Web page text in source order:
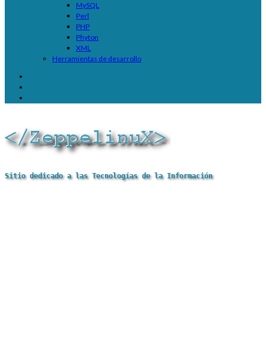
MySQL
Perl
PHP
Phyton
XML
Herramientas de desarrollo
Sitio dedicado a las Tecnologías de la Información